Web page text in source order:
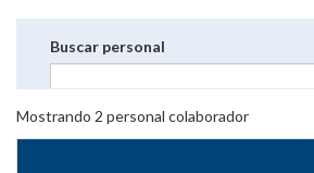
Buscar personal
Mostrando 2 personal colaborador